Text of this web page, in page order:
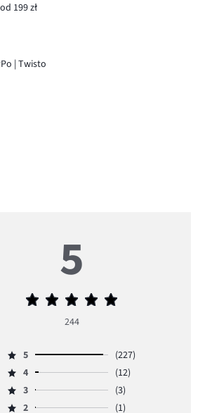
199 zł
| Twisto
5
Średnia
5
244
Ocena
5,
ilość
głosów
5
(227)
Ocena
4,
ilość
4
(12)
Ocena
3
(3)
2
(1)